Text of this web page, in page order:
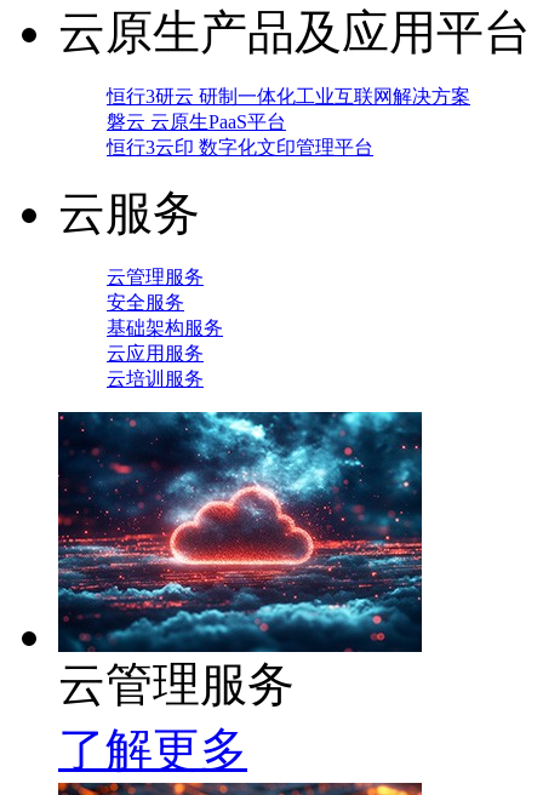
云原生产品及应用平台
恒行3研云 研制一体化工业互联网解决方案
磐云 云原生PaaS平台
恒行3云印 数字化文印管理平台
云服务
云管理服务
安全服务
基础架构服务
云应用服务
云培训服务
云管理服务
了解更多